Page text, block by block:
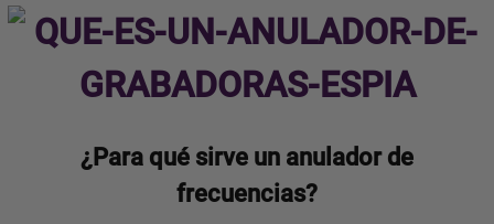
¿Para qué sirve un anulador de
frecuencias?